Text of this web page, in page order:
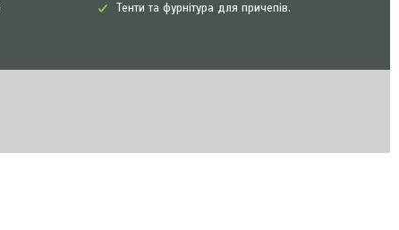
Тенти та фурнітура для причепів.